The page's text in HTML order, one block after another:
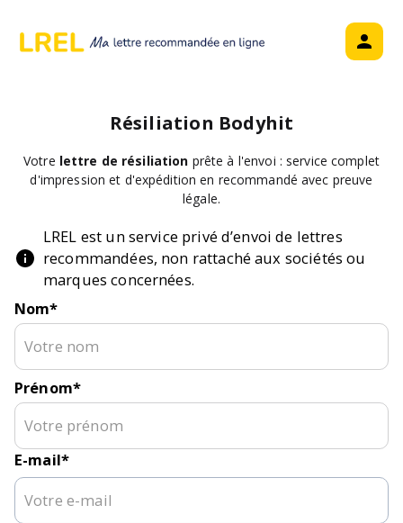
Résiliation Bodyhit
Votre lettre de résiliation prête à l'envoi : service complet
d'impression et d'expédition en recommandé avec preuve
légale.
LREL est un service privé d’envoi de lettres
recommandées, non rattaché aux sociétés ou
marques concernées.
Nom*
Prénom*
E-mail*